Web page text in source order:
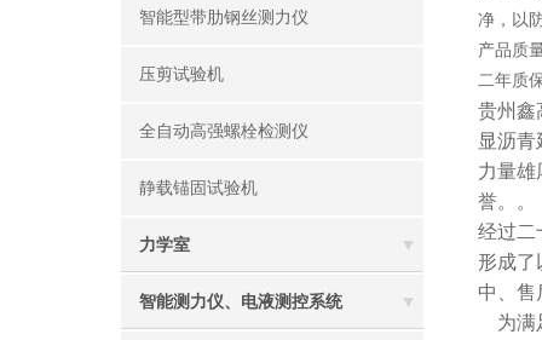
智能型带肋钢丝测力仪
压剪试验机
全自动高强螺栓检测仪
静载锚固试验机
力学室
智能测力仪、电液测控系统
净，以
产品质
二年质
贵州鑫
显沥
力量雄
誉。。
经过二
形成了
中、售
为满